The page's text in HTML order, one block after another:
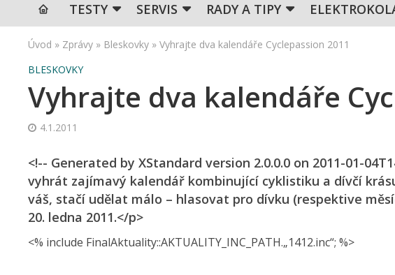
TESTY SERVIS RADY A TIPY
Úvod » Zprávy » Bleskovky » Vyhrajte dva kalendáře Cyclepassion 2011
BLESKOVKY
Vyhrajte dva kalendáře
4.1.2011
<!-- Generated by XStandard version 2.0.0.0 on 2011-01-
vyhrát zajímavý kalendář kombinující cyklistiku a dívčí
váš, stačí udělat málo – hlasovat pro dívku (respektive
20. ledna 2011.</p>
<% include FinalAktuality::AK­TUALITY_INC_PAT­H.„1412.inc“; %>